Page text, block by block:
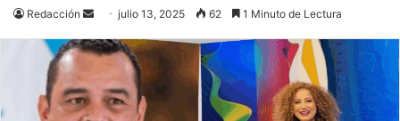
Redacción
Send
email
julio 13, 2025 62 1 Minuto de Lectura